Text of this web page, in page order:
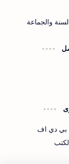
والجماعة
بي دي اف